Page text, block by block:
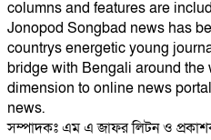
columns and features are
Jonopod Songbad news has
countrys energetic young
bridge with Bengali around
dimension to online news
news.
সম্পাদকঃ এম এ জাফর লিটন ও